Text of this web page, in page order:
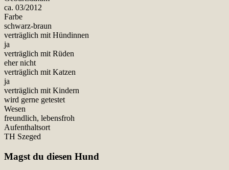
ca. 03/2012
Farbe
schwarz-braun
verträglich mit Hündinnen
ja
verträglich mit Rüden
eher nicht
verträglich mit Katzen
ja
verträglich mit Kindern
wird gerne getestet
Wesen
freundlich, lebensfroh
Aufenthaltsort
TH Szeged
Magst du diesen Hund